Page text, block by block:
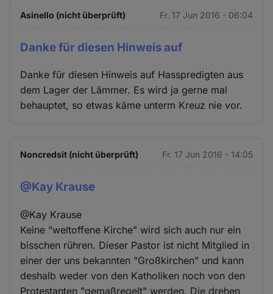
Asinello (nicht überprüft) Fr. 17 Jun 2016 - 06:04
Danke für diesen Hinweis auf
Danke für diesen Hinweis auf Hasspredigten aus
dem Lager der Lämmer. Es wird ja gerne mal
behauptet, so etwas käme unterm Kreuz nie vor.
Noncredsit (nicht überprüft) Fr. 17 Jun 2016 - 14:05
@Kay Krause
@Kay Krause
Keine "weltoffene Kirche" wird sich auch nur ein
bisschen rühren. Dieser Pastor ist nicht Mitglied in
einer der uns bekannten "Großkirchen" und kann
deshalb weder von den Katholiken noch von den
Protestanten "gemaßregelt" werden. Die drehen